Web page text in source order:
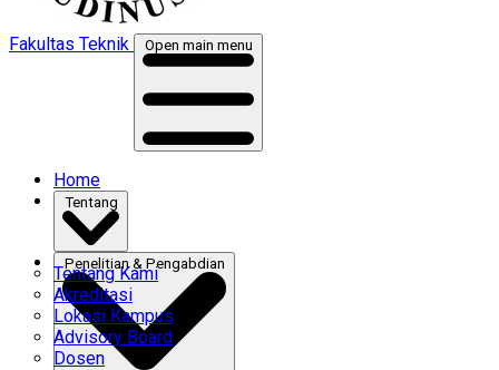
Fakultas Teknik Open main menu
Home
Tentang Kami
Akreditasi
Lokasi Kampus
Advisory Board
Dosen